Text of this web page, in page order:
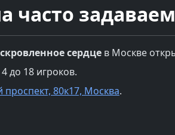
часто
сердце в Москве
4 до 18 игроков.
проспект, 80к17, Москва.